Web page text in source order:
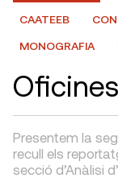
CAATEEB
MONOGRAFIA
Presentem la
recull els
secció d’Anàlisi